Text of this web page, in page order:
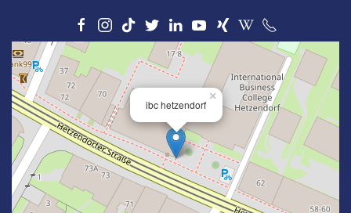
ibc hetzendorf
×